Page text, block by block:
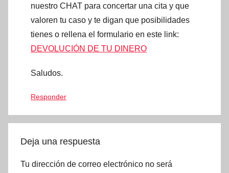
nuestro CHAT para concertar una cita y que
valoren tu caso y te digan que posibilidades
tienes o rellena el formulario en este link:
DEVOLUCIÓN DE TU DINERO
Saludos.
Responder
Deja una respuesta
Tu dirección de correo electrónico no será